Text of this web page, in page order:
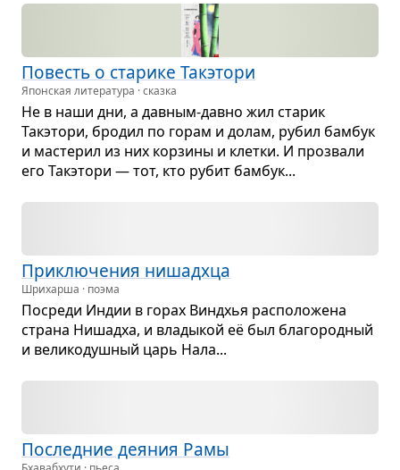
Повесть о ста­рике Такэтори
Японская литература · сказка
Не в наши дни, а дав­ным-давно жил ста­рик
Такэтори, бро­дил по горам и долам, рубил бам­бук
и масте­рил из них кор­зины и клетки. И про­звали
его Такэтори — тот, кто рубит бам­бук...
При­клю­че­ния нишад­хца
Шрихарша · поэма
Посреди Индии в горах Вин­д­хья рас­по­ло­жена
страна Нишадха, и вла­ды­кой её был бла­го­род­ный
и вели­ко­душ­ный царь Нала...
Послед­ние дея­ния Рамы